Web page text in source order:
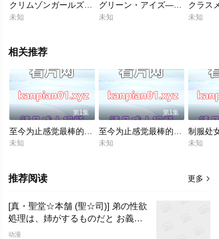
クリムゾンガールズ～痴汉支配～「第二章NOZOMI屈服
未知
グリーン・アイズ―姉キュン！
未知
クラス
未知
相关推荐
第1集
至今为止感觉最棒的一次做爱第2话
未知
第1集
至今为止感觉最棒的一次做爱第
未知
制服处
未知
更多 
推荐阅读
[真・聖堂☆本舗 (聖☆司)] 弟の性欲
処理は、姉がするものだと お義姉
ちゃんは思って
动漫